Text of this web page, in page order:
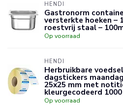
HENDI
Gastronorm
versterkte hoeken –
roestvrij staal –
Op voorraad
HENDI
Herbruikbare
dagstickers
25x25 mm met
kleurgecodeerd
Op voorraad